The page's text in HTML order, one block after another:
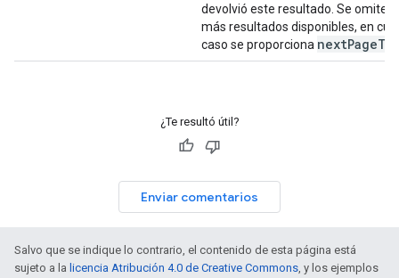
devolvió este resultado. Se omite
más resultados disponibles, en
caso se proporciona nextPage
¿Te resultó útil?
Enviar comentarios
Salvo que se indique lo contrario, el contenido de esta página está
sujeto a la licencia Atribución 4.0 de Creative Commons, y los ejemplos